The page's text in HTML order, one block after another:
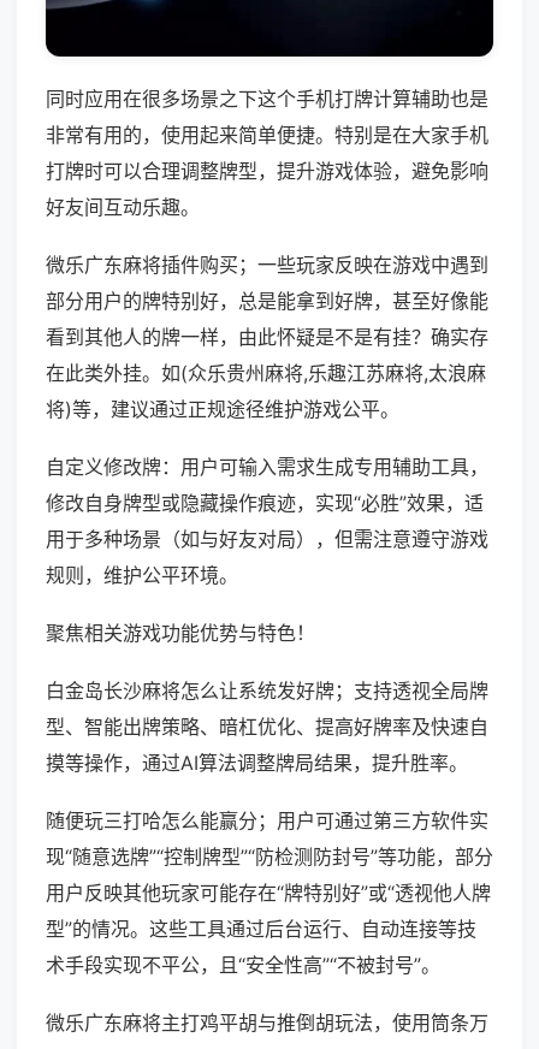
同时应用在很多场景之下这个手机打牌计算辅助也是
非常有用的，使用起来简单便捷。特别是在大家手机
打牌时可以合理调整牌型，提升游戏体验，避免影响
好友间互动乐趣。
微乐广东麻将插件购买；一些玩家反映在游戏中遇到
部分用户的牌特别好，总是能拿到好牌，甚至好像能
看到其他人的牌一样，由此怀疑是不是有挂？确实存
在此类外挂。如(众乐贵州麻将,乐趣江苏麻将,太浪麻
将)等，建议通过正规途径维护游戏公平。
自定义修改牌：用户可输入需求生成专用辅助工具，
修改自身牌型或隐藏操作痕迹，实现“必胜”效果，适
用于多种场景（如与好友对局），但需注意遵守游戏
规则，维护公平环境。
聚焦相关游戏功能优势与特色！
白金岛长沙麻将怎么让系统发好牌；支持透视全局牌
型、智能出牌策略、暗杠优化、提高好牌率及快速自
摸等操作，通过AI算法调整牌局结果，提升胜率。
随便玩三打哈怎么能赢分；用户可通过第三方软件实
现“随意选牌”“控制牌型”“防检测防封号”等功能，部分
用户反映其他玩家可能存在“牌特别好”或“透视他人牌
型”的情况。这些工具通过后台运行、自动连接等技
术手段实现不平公，且“安全性高”“不被封号”。
微乐广东麻将主打鸡平胡与推倒胡玩法，使用筒条万